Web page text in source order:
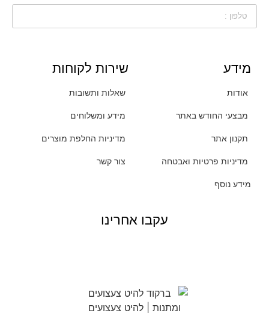
מידע
אודות
מבצעי החודש באתר
תקנון אתר
מדיניות פרטיות ואבטחה
מידע נוסף
שירות לקוחות
שאלות ותשובות
מידע ומשלוחים
מדיניות החלפת מוצרים
צור קשר
עקבו אחרינו